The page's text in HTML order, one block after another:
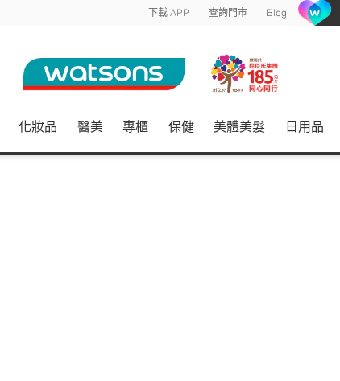
下載 APP 查詢門市 Blog
化妝品 醫美 專櫃 保健 美體美髮 日用品